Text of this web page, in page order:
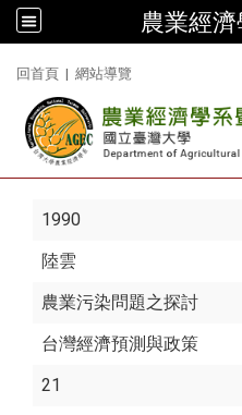
農業經
回首頁 | 網站導覽
1990
陸雲
農業污染問題之探討
台灣經濟預測與政策
21